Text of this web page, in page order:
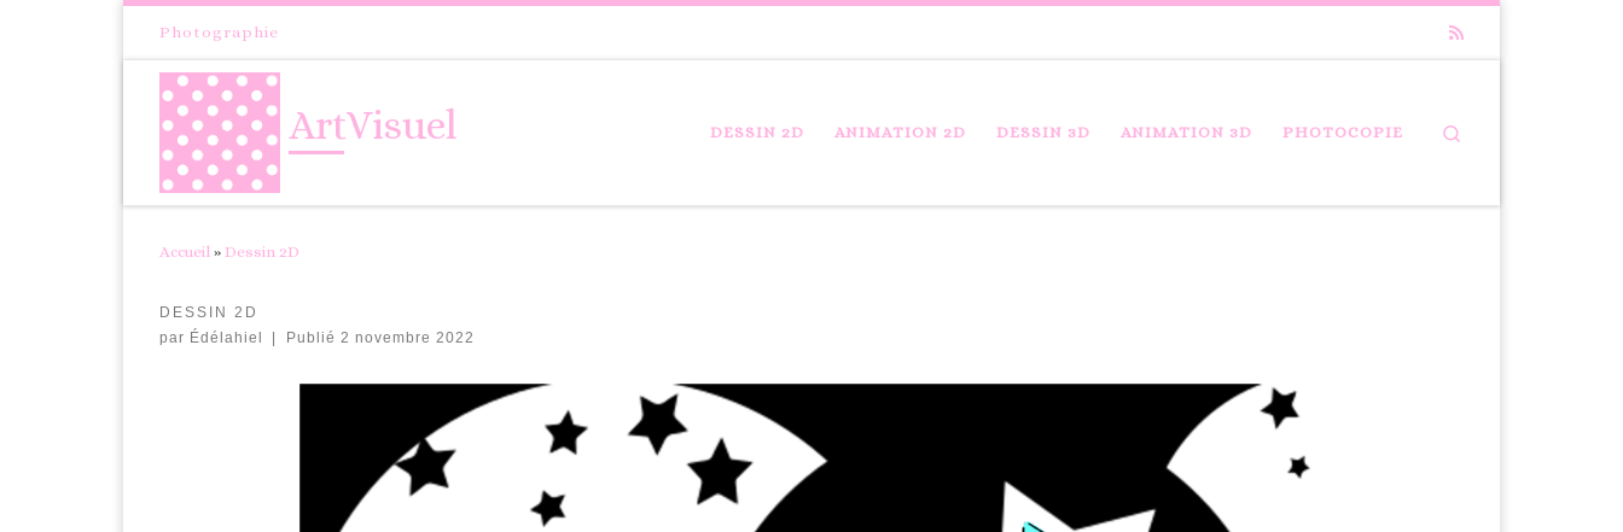
Passer au contenuPhotographie
ArtVisuel DESSIN 2D ANIMATION 2D DESSIN 3D ANIMATION 3D PHOTOCOPIE
Accueil » Dessin 2D
DESSIN 2D
par Édélahiel Publié 2 novembre 2022